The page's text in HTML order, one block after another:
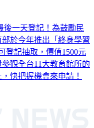
後一天登記！為鼓勵民
於今年推出「終身學習
登記抽取，價值1500元
觀全台11大教育館所的
快把握機會來申請！